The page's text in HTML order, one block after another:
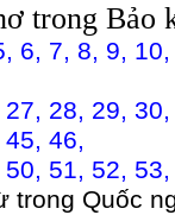
trong Bảo
6, 7, 8, 9, 10,
27, 28, 29, 30,
45, 46,
50, 51, 52, 53,
trong Quốc